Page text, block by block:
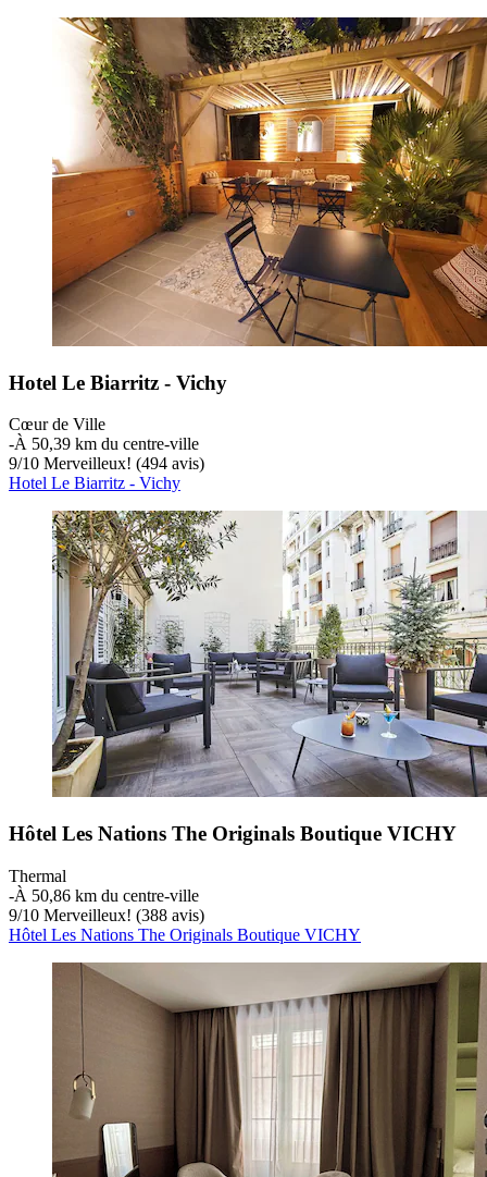
Hotel Le Biarritz - Vichy
Cœur de Ville
‐À 50,39 km du centre-ville
9/10 Merveilleux! (494 avis)
Hotel Le Biarritz - Vichy
Hôtel Les Nations The Originals Boutique VICHY
Thermal
‐À 50,86 km du centre-ville
9/10 Merveilleux! (388 avis)
Hôtel Les Nations The Originals Boutique VICHY